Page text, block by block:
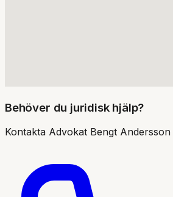
Behöver du juridisk hjälp?
Kontakta Advokat Bengt Andersson